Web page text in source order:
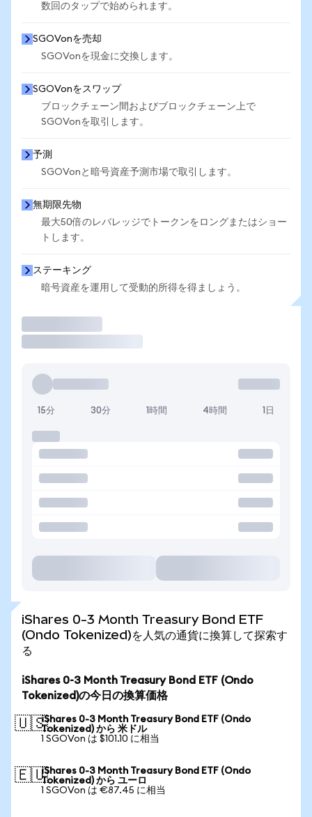
数回のタップで始められます。
SGOVonを売却
SGOVonを現金に交換します。
SGOVonをスワップ
ブロックチェーン間およびブロックチェーン上で
SGOVonを取引します。
予測
SGOVonと暗号資産予測市場で取引します。
無期限先物
最大50倍のレバレッジでトークンをロングまたはショー
トします。
ステーキング
暗号資産を運用して受動的所得を得ましょう。
15分 30分 1時間 4時間 1日
iShares 0-3 Month Treasury Bond ETF
(Ondo Tokenized)を人気の通貨に換算して探索す
る
iShares 0-3 Month Treasury Bond ETF (Ondo
Tokenized)の今日の換算価格
🇺🇸iShares 0-3 Month Treasury Bond ETF (Ondo
Tokenized) から 米ドル
1 SGOVon は $101.10 に相当
🇪🇺iShares 0-3 Month Treasury Bond ETF (Ondo
Tokenized) から ユーロ
1 SGOVon は €87.45 に相当